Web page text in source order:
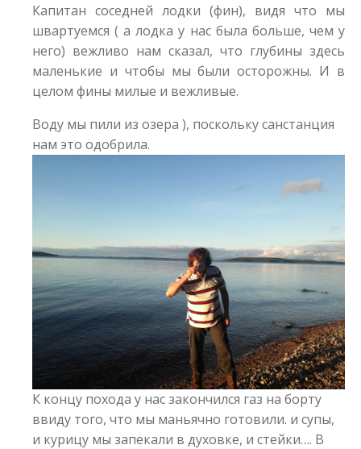
Капитан соседней лодки (фин), видя что мы
швартуемся ( а лодка у нас была больше, чем у
него) вежливо нам сказал, что глубины здесь
маленькие и чтобы мы были осторожны. И в
целом фины милые и вежливые.
Воду мы пили из озера ), поскольку санстанция
нам это одобрила.
К концу похода у нас закончился газ на борту
ввиду того, что мы маньячно готовили. и супы,
и курицу мы запекали в духовке, и стейки…. В